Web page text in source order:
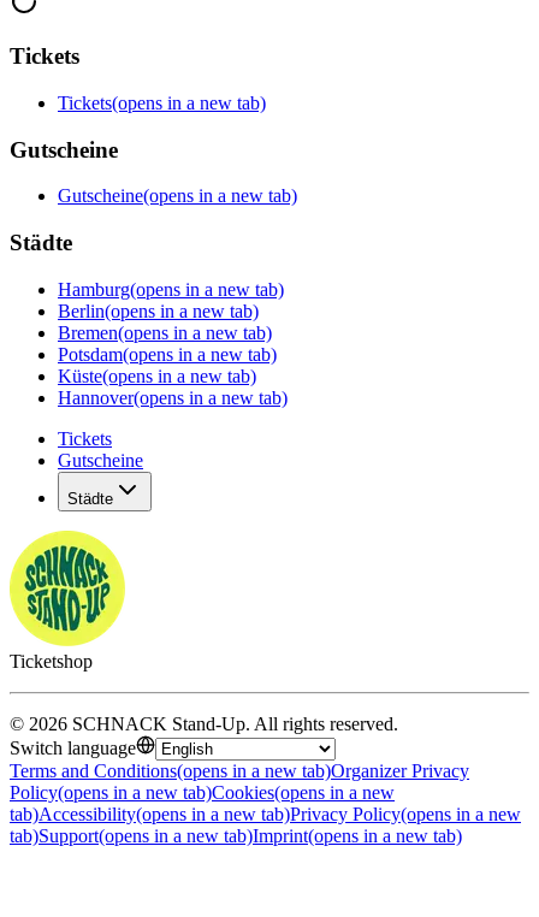
Tickets
Tickets(opens in a new tab)
Gutscheine
Gutscheine(opens in a new tab)
Städte
Hamburg(opens in a new tab)
Berlin(opens in a new tab)
Bremen(opens in a new tab)
Potsdam(opens in a new tab)
Küste(opens in a new tab)
Hannover(opens in a new tab)
Tickets
Gutscheine
Städte
Ticketshop
© 2026 SCHNACK Stand-Up. All rights reserved.
Switch language
Terms and Conditions(opens in a new tab)Organizer Privacy
Policy(opens in a new tab)Cookies(opens in a new
tab)Accessibility(opens in a new tab)Privacy Policy(opens in a new
tab)Support(opens in a new tab)Imprint(opens in a new tab)